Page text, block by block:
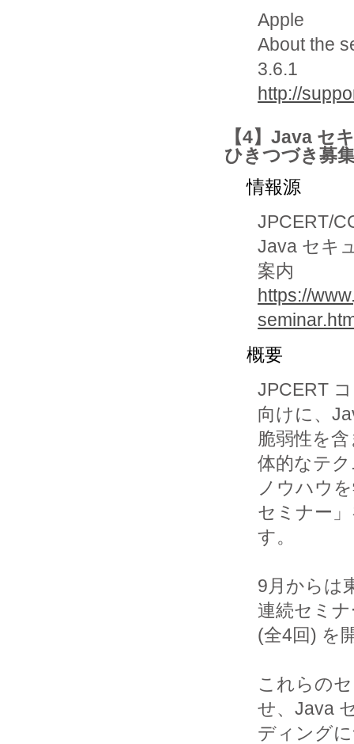
Apple
About the
3.6.1
http://
【4】Java セ
ひきつづき募
情報源
JPCERT/
Java セキ
案内
https://
概要
JPCERT
向けに、
脆弱性を
体的なテ
ノウハウ
セミナー
す。
9月からは
連続セミ
(全4回) を
これらの
せ、Java
ディング